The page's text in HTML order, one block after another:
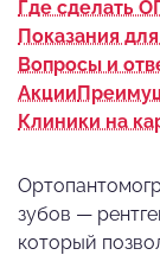
Где сделать
Показания
Вопросы и
Акции
Клиники на
зубов —
который